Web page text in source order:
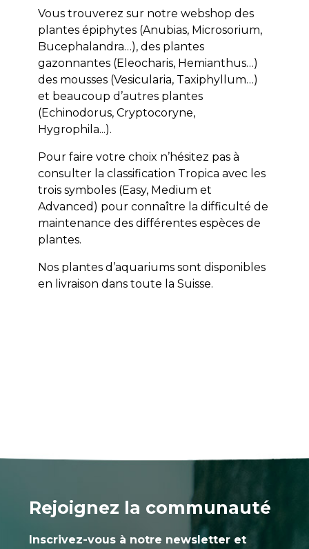
Vous trouverez sur notre webshop des
plantes épiphytes (Anubias, Microsorium,
Bucephalandra…), des plantes
gazonnantes (Eleocharis, Hemianthus…)
des mousses (Vesicularia, Taxiphyllum…)
et beaucoup d’autres plantes
(Echinodorus, Cryptocoryne,
Hygrophila...).
Pour faire votre choix n’hésitez pas à
consulter la classification Tropica avec les
trois symboles (Easy, Medium et
Advanced) pour connaître la difficulté de
maintenance des différentes espèces de
plantes.
Nos plantes d’aquariums sont disponibles
en livraison dans toute la Suisse.
Rejoignez la communauté
Inscrivez-vous à notre newsletter et